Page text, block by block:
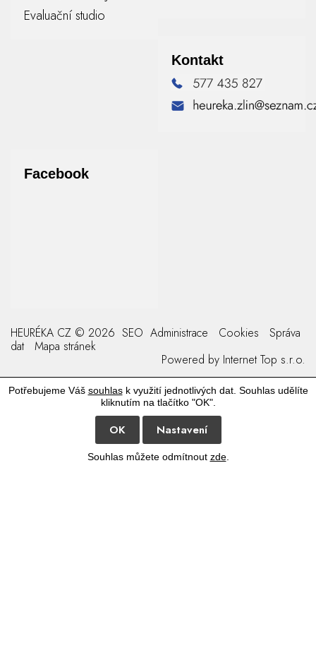
Evaluační studio
Kontakt
Facebook
HEURÉKA CZ © 2026 SEO Administrace Cookies
Správa
dat
Mapa stránek
Powered by Internet Top s.r.o.
Potřebujeme Váš souhlask využití jednotlivých dat. Souhlas udělíte
kliknutím na tlačítko "OK".
OK Nastavení
Souhlas můžete odmítnout zde.